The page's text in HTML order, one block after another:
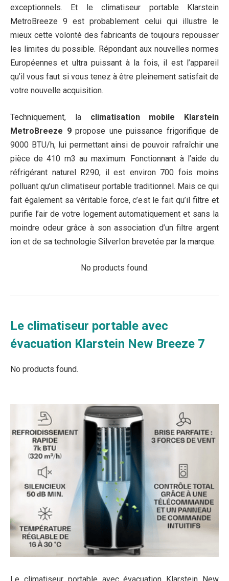
exceptionnels. Et le climatiseur portable Klarstein
MetroBreeze 9 est probablement celui qui illustre le
mieux cette volonté des fabricants de toujours repousser
les limites du possible. Répondant aux nouvelles normes
Européennes et ultra puissant à la fois, il est l’appareil
qu’il vous faut si vous tenez à être pleinement satisfait de
votre nouvelle acquisition.
Techniquement, la climatisation mobile Klarstein
MetroBreeze 9propose une puissance frigorifique de
9000 BTU/h, lui permettant ainsi de pouvoir rafraîchir une
pièce de 410 m3 au maximum. Fonctionnant à l’aide du
réfrigérant naturel R290, il est environ 700 fois moins
polluant qu’un climatiseur portable traditionnel. Mais ce qui
fait également sa véritable force, c’est le fait qu’il filtre et
purifie l’air de votre logement automatiquement et sans la
moindre odeur grâce à son association d’un filtre argent
ion et de sa technologie SilverIon brevetée par la marque.
No products found.
Le climatiseur portable avec
évacuation Klarstein New Breeze 7
No products found.
Le climatiseur portable avec évacuation Klarstein New